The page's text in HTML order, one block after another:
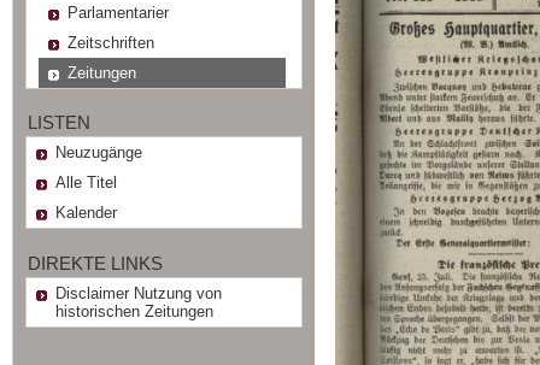
Parlamentarier
Zeitschriften
Zeitungen
LISTEN
Neuzugänge
Alle Titel
Kalender
DIREKTE LINKS
Disclaimer Nutzung von
historischen Zeitungen